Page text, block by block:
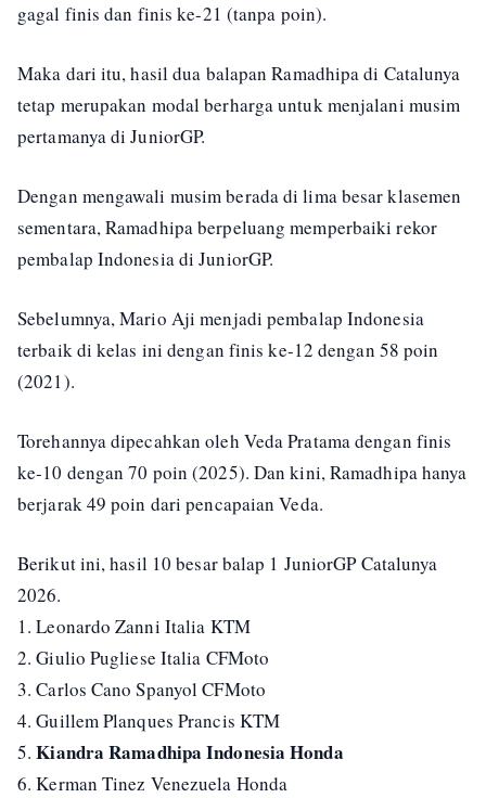
gagal finis dan finis ke-21 (tanpa poin).
Maka dari itu, hasil dua balapan Ramadhipa di Catalunya
tetap merupakan modal berharga untuk menjalani musim
pertamanya di JuniorGP.
Dengan mengawali musim berada di lima besar klasemen
sementara, Ramadhipa berpeluang memperbaiki rekor
pembalap Indonesia di JuniorGP.
Sebelumnya, Mario Aji menjadi pembalap Indonesia
terbaik di kelas ini dengan finis ke-12 dengan 58 poin
(2021).
Torehannya dipecahkan oleh Veda Pratama dengan finis
ke-10 dengan 70 poin (2025). Dan kini, Ramadhipa hanya
berjarak 49 poin dari pencapaian Veda.
Berikut ini, hasil 10 besar balap 1 JuniorGP Catalunya
2026.
1. Leonardo Zanni Italia KTM
2. Giulio Pugliese Italia CFMoto
3. Carlos Cano Spanyol CFMoto
4. Guillem Planques Prancis KTM
5.Kiandra Ramadhipa Indonesia Honda
6. Kerman Tinez Venezuela Honda